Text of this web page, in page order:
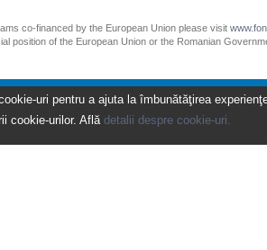
co-financed by the European Union please visit
position of the European Union or the Romanian
uri pentru a ajuta la îmbunătăţirea
cookie-urilor. Află detalii despre cookie-uri.